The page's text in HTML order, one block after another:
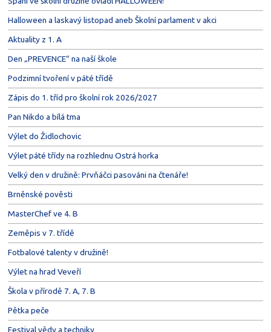
Halloween a laskavý listopad aneb Školní parlament v akci
Aktuality z 1. A
Den „PREVENCE“ na naší škole
Podzimní tvoření v páté třídě
Zápis do 1. tříd pro školní rok 2026/2027
Pan Nikdo a bílá tma
Výlet do Židlochovic
Výlet páté třídy na rozhlednu Ostrá horka
Velký den v družině: Prvňáčci pasováni na čtenáře!
Brněnské pověsti
MasterChef ve 4. B
Zeměpis v 7. třídě
Fotbalové talenty v družině!
Výlet na hrad Veveří
Škola v přírodě 7. A, 7. B
Pětka peče
Festival vědy a techniky